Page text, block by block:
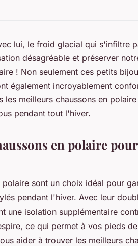
lui, le froid glacial qui s'infiltre
désagréable et préserver
! Non seulement ces petits
également incroyablement
les meilleurs chaussons en
pendant tout l'hiver.
en polaire
polaire sont un choix idéal pour
pendant l'hiver. Avec leur
une isolation supplémentaire
ce qui permet à vos pieds
aider à trouver les meilleurs